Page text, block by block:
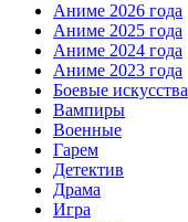
Аниме 2026 года
Аниме 2025 года
Аниме 2024 года
Аниме 2023 года
Боевые искусства
Вампиры
Военные
Гарем
Детектив
Драма
Игра